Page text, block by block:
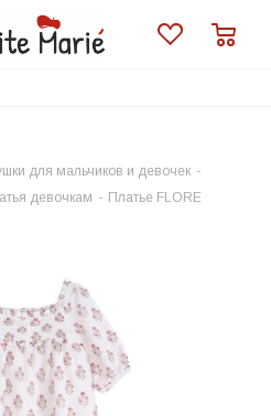
для мальчиков и девочек -
девочкам - Платье FLORE